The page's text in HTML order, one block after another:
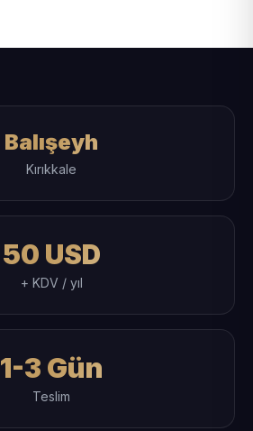
Balışeyh
Kırıkkale
50 USD
+ KDV / yıl
1-3 Gün
Teslim